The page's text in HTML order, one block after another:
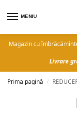
MENIU
Magazin cu
Livrare
Prima pagină /